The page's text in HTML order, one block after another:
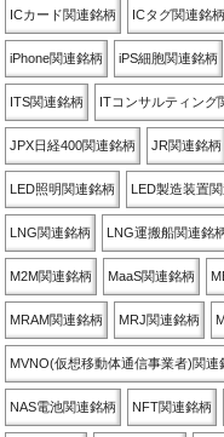
ICカード関連銘柄 ICタグ関連銘柄
iPhone関連銘柄 iPS細胞関連銘柄
ITS関連銘柄 ITコンサルティング
JPX日経400関連銘柄 JR関連銘柄
LED照明関連銘柄 LED製造装置
LNG関連銘柄 LNG運搬船関連銘
M2M関連銘柄 MaaS関連銘柄
MRAM関連銘柄 MRJ関連銘柄
MVNO(仮想移動体通信事業者)関連
NAS電池関連銘柄 NFT関連銘柄